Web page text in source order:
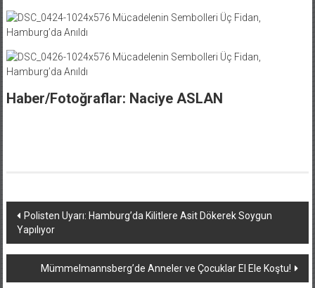
Haber/Fotoğraflar: Naciye ASLAN
Yazı
dolaşımı
Polisten Uyarı: Hamburg’da Kilitlere Asit Dökerek Soygun
Yapılıyor
Mümmelmannsberg’de Anneler ve Çocuklar El Ele Koştu!